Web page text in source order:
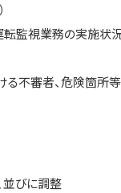
転監視業務の実施状
る不審者、危険箇所
並びに調整